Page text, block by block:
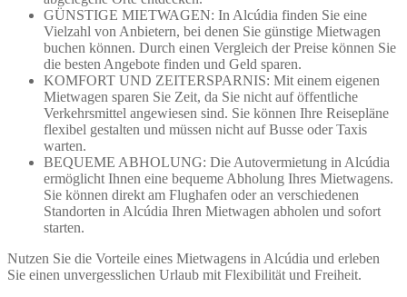
GÜNSTIGE MIETWAGEN: In Alcúdia finden Sie eine
Vielzahl von Anbietern, bei denen Sie günstige Mietwagen
buchen können. Durch einen Vergleich der Preise können Sie
die besten Angebote finden und Geld sparen.
KOMFORT UND ZEITERSPARNIS: Mit einem eigenen
Mietwagen sparen Sie Zeit, da Sie nicht auf öffentliche
Verkehrsmittel angewiesen sind. Sie können Ihre Reisepläne
flexibel gestalten und müssen nicht auf Busse oder Taxis
warten.
BEQUEME ABHOLUNG: Die Autovermietung in Alcúdia
ermöglicht Ihnen eine bequeme Abholung Ihres Mietwagens.
Sie können direkt am Flughafen oder an verschiedenen
Standorten in Alcúdia Ihren Mietwagen abholen und sofort
starten.
Nutzen Sie die Vorteile eines Mietwagens in Alcúdia und erleben
Sie einen unvergesslichen Urlaub mit Flexibilität und Freiheit.